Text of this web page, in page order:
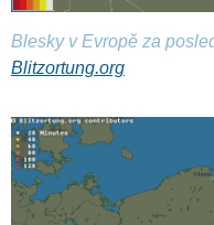
Blesky v Evropě za
Blitzortung.org